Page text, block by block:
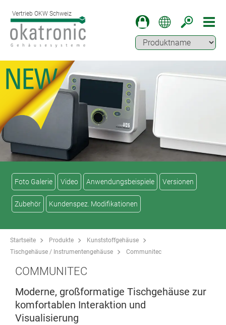
Vertrieb OKW Schweiz
Foto Galerie Video Anwendungsbeispiele Versionen
Zubehör Kundenspez. Modifikationen
Startseite Produkte
Kunststoffgehäuse
Tischgehäuse / Instrumentengehäuse
Communitec
COMMUNITEC
Moderne, großformatige Tischgehäuse zur
komfortablen Interaktion und
Visualisierung